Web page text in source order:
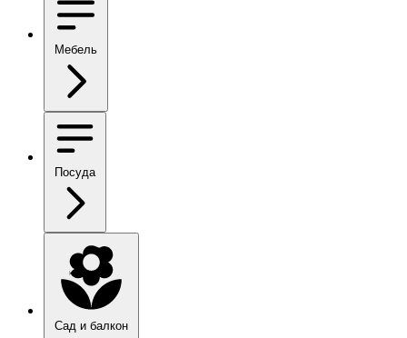
Мебель
Посуда
Сад и балкон